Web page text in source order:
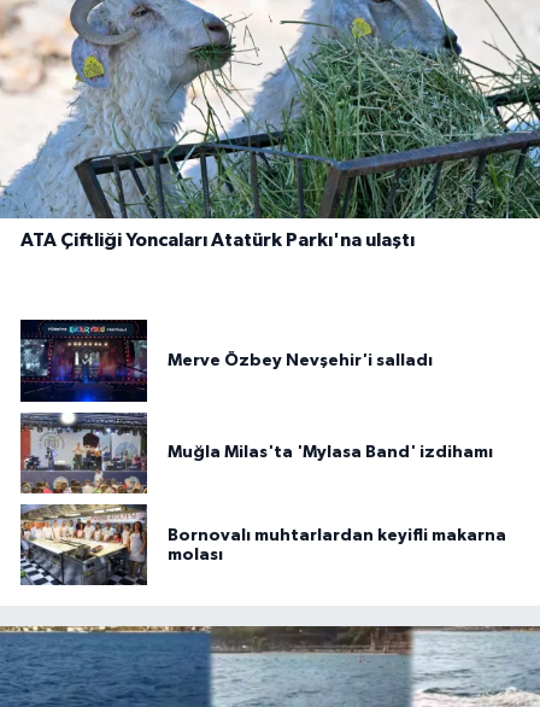
ATA Çiftliği Yoncaları Atatürk Parkı'na ulaştı
Merve Özbey Nevşehir'i salladı
Muğla Milas'ta 'Mylasa Band' izdihamı
Bornovalı muhtarlardan keyifli makarna
molası